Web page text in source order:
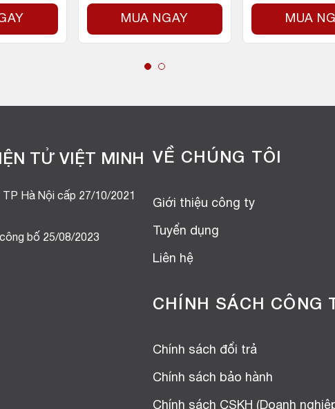
MUA NGAY MUA
TỬ VIỆT MINH
Hà Nội cấp 27/10/2021
bố 25/08/2023
VỀ CHÚNG TÔI
Giới thiệu công ty
Tuyển dụng
Liên hệ
CHÍNH SÁCH CÔNG
Chính sách đổi trả
Chính sách bảo hành
Chính sách CSKH (Doanh